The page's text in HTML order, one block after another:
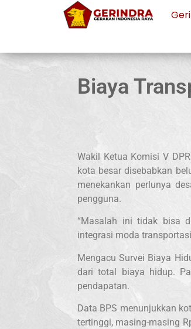
Biaya
Wakil Ketua Komisi V
kota besar disebabkan
menekankan perlunya
pengguna.
“Masalah ini tidak bisa
integrasi moda
Mengacu Survei Biaya
dari total biaya hidup.
pendapatan.
Data BPS menunjukkan
tertinggi, masing-masing